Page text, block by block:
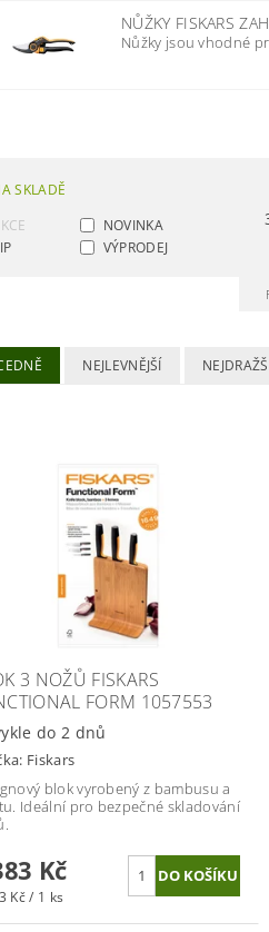
NŮŽKY FISKARS
Nůžky jsou vhodné
SKLADĚ
NOVINKA
VÝPRODEJ
NEJLEVNĚJŠÍ
3 NOŽŮ FISKARS
FORM 1057553
do 2 dnů
Fiskars
blok vyrobený z bambusu a
Ideální pro bezpečné skladování
Kč
Kč / 1 ks